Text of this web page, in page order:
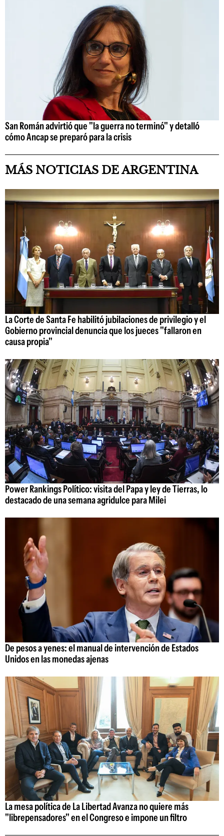
San Román advirtió que "la guerra no terminó" y detalló
cómo Ancap se preparó para la crisis
MÁS NOTICIAS DE ARGENTINA
La Corte de Santa Fe habilitó jubilaciones de privilegio y el
Gobierno provincial denuncia que los jueces "fallaron en
causa propia"
Power Rankings Político: visita del Papa y ley de Tierras, lo
destacado de una semana agridulce para Milei
De pesos a yenes: el manual de intervención de Estados
Unidos en las monedas ajenas
La mesa política de La Libertad Avanza no quiere más
"librepensadores" en el Congreso e impone un filtro